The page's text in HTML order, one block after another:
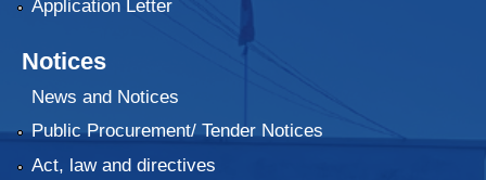
Application Letter
Notices
News and Notices
Public Procurement/ Tender Notices
Act, law and directives